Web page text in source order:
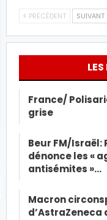
PRÉCÉDENT SUIVANT
France/
grise
Beur FM/Israël:
dénonce les «
antisémites »…
Macron